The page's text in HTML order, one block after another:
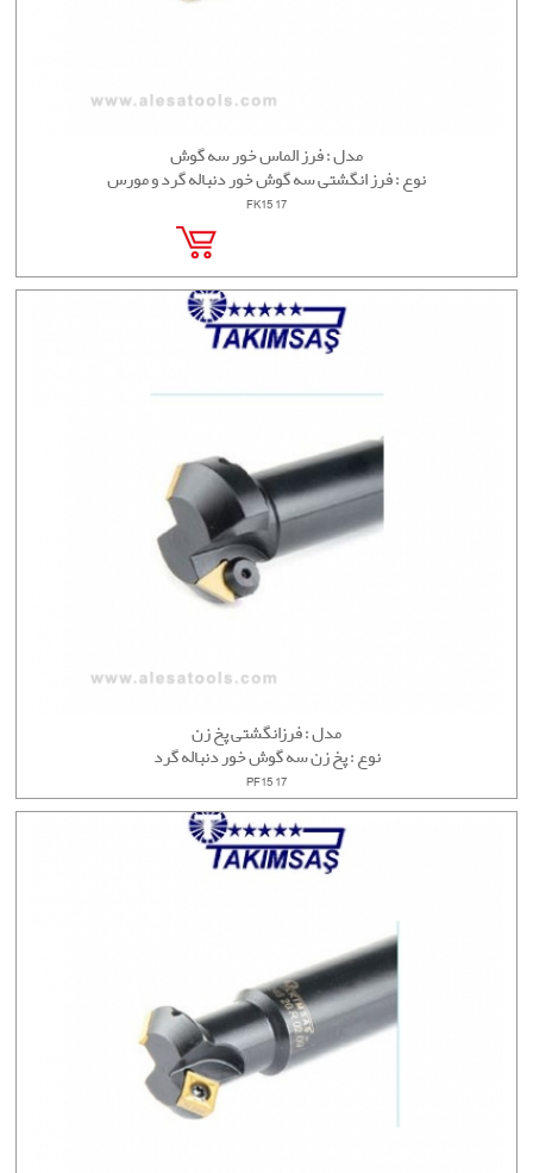
مدل : فرز الماس خور سه گوش
نوع : فرز انگشتی سه گوش خور دنباله گرد و مورس
FK15 17
مدل : فرزانگشتی پخ زن
نوع : پخ زن سه گوش خور دنباله گرد
PF15 17